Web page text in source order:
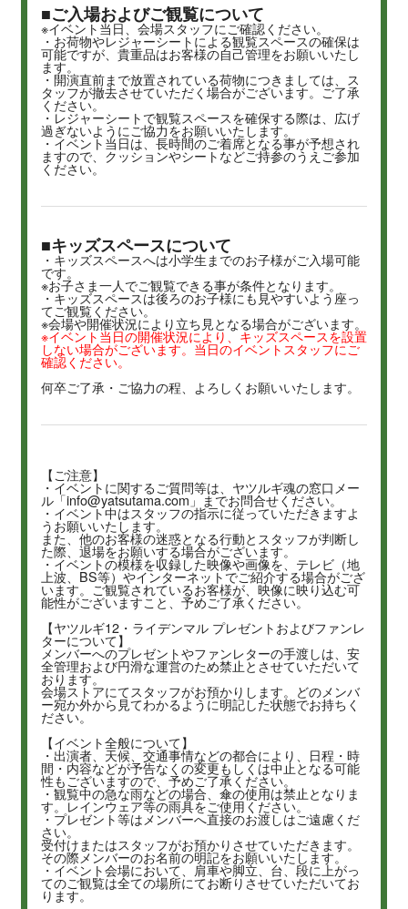
■ご入場およびご観覧について
※イベント当日、会場スタッフにご確認ください。
・お荷物やレジャーシートによる観覧スペースの確保は
可能ですが、貴重品はお客様の自己管理をお願いいたし
ます。
・開演直前まで放置されている荷物につきましては、ス
タッフが撤去させていただく場合がございます。ご了承
ください。
・レジャーシートで観覧スペースを確保する際は、広げ
過ぎないようにご協力をお願いいたします。
・イベント当日は、長時間のご着席となる事が予想され
ますので、クッションやシートなどご持参のうえご参加
ください。
■キッズスペースについて
・キッズスペースへは小学生までのお子様がご入場可能
です。
※お子さま一人でご観覧できる事が条件となります。
・キッズスペースは後ろのお子様にも見やすいよう座っ
てご観覧ください。
※会場や開催状況により立ち見となる場合がございます。
※イベント当日の開催状況により、キッズスペースを設置
しない場合がございます。当日のイベントスタッフにご
確認ください。
何卒ご了承・ご協力の程、よろしくお願いいたします。
【ご注意】
・イベントに関するご質問等は、ヤツルギ魂の窓口メー
ル「info@yatsutama.com」までお問合せください。
・イベント中はスタッフの指示に従っていただきますよ
うお願いいたします。
また、他のお客様の迷惑となる行動とスタッフが判断し
た際、退場をお願いする場合がございます。
・イベントの模様を収録した映像や画像を、テレビ（地
上波、BS等）やインターネットでご紹介する場合がござ
います。ご観覧されているお客様が、映像に映り込む可
能性がございますこと、予めご了承ください。
【ヤツルギ12・ライデンマル プレゼントおよびファンレ
ターについて】
メンバーへのプレゼントやファンレターの手渡しは、安
全管理および円滑な運営のため禁止とさせていただいて
おります。
会場ストアにてスタッフがお預かりします。どのメンバ
ー宛か外から見てわかるように明記した状態でお持ちく
ださい。
【イベント全般について】
・出演者、天候、交通事情などの都合により、日程・時
間・内容などが予告なくの変更もしくは中止となる可能
性もございますので、予めご了承ください。
・観覧中の急な雨などの場合、傘の使用は禁止となりま
す。レインウェア等の雨具をご使用ください。
・プレゼント等はメンバーへ直接のお渡しはご遠慮くだ
さい。
受付けまたはスタッフがお預かりさせていただきます。
その際メンバーのお名前の明記をお願いいたします。
・イベント会場において、肩車や脚立、台、段に上がっ
てのご観覧は全ての場所にてお断りさせていただいてお
ります。